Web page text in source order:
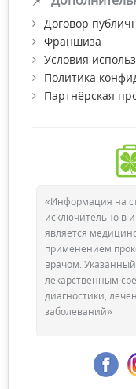
Договор
Франшиза
Условия
Политика
Партнёрская
«Информация на
исключительно в
является
применением
врачом.
лекарственным
диагностики,
заболеваний»